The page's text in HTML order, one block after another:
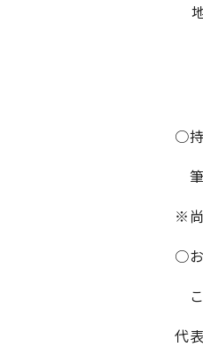
○
※尚
○
代